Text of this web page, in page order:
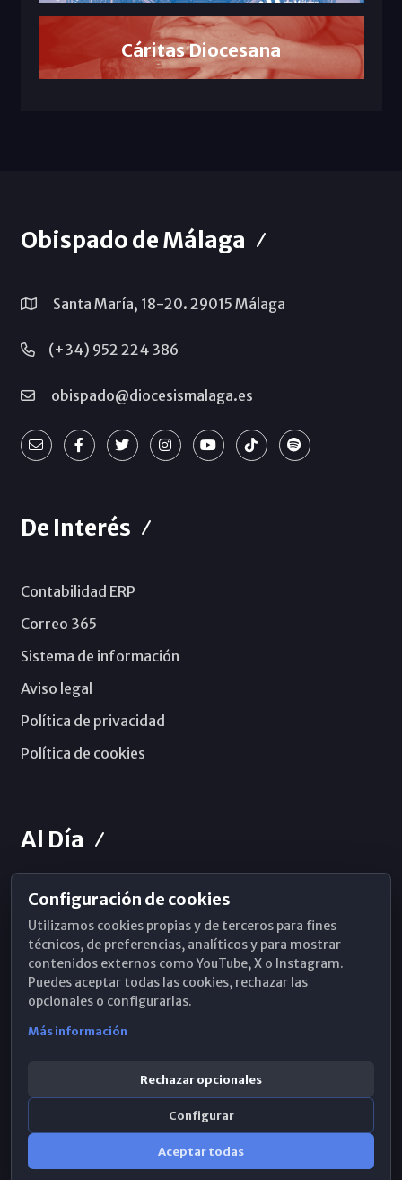
Cáritas Diocesana
Obispado de Málaga
Santa María, 18-20. 29015 Málaga
(+34) 952 224 386
obispado@diocesismalaga.es
De Interés
Contabilidad ERP
Correo 365
Sistema de información
Aviso legal
Política de privacidad
Política de cookies
Al Día
Horarios de Misa
Hemeroteca
WhatsApp
Configuración de cookies
Utilizamos cookies propias y de terceros para fines
técnicos, de preferencias, analíticos y para mostrar
contenidos externos como YouTube, X o Instagram.
Puedes aceptar todas las cookies, rechazar las
opcionales o configurarlas.
Más información
Rechazar opcionales
Configurar
Aceptar todas